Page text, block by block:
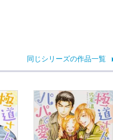
同じシリーズの作品一覧